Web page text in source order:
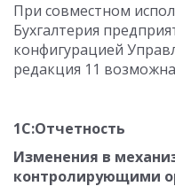
При совместном
Бухгалтерия
конфигурацией
редакция 11
1С:Отчетность
Изменения в
контролирующими